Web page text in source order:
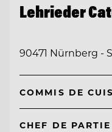
Lehrieder
90471 Nürnberg -
COMMIS DE
CHEF DE